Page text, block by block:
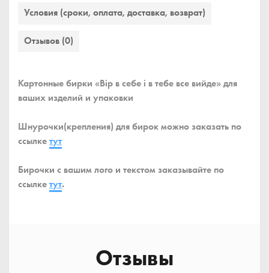
Условия (сроки, оплата, доставка, возврат)
Отзывов (0)
Картонные бирки «Вір в себе і в тебе все вийде» для
ваших изделий и упаковки
Шнурочки(крепления) для бирок можно заказать по
ссылкетут
Бирочки с вашим лого и текстом заказывайте по
ссылкетут.
Отзывы